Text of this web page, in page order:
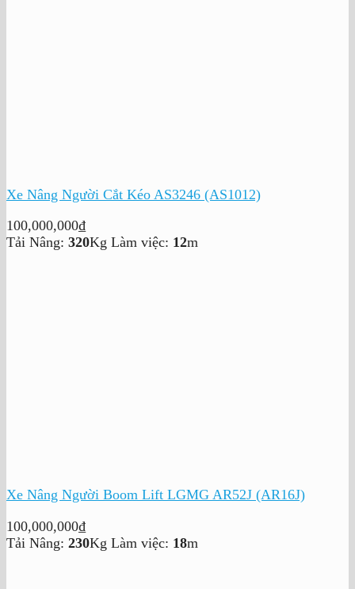
Xe Nâng Người Cắt Kéo AS3246 (AS1012)
100,000,000₫
Tải Nâng: 320Kg Làm việc: 12m
Xe Nâng Người Boom Lift LGMG AR52J (AR16J)
100,000,000₫
Tải Nâng: 230Kg Làm việc: 18m